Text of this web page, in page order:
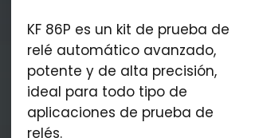
KF 86P es un kit de prueba de
relé automático avanzado,
potente y de alta precisión,
ideal para todo tipo de
aplicaciones de prueba de
relés.